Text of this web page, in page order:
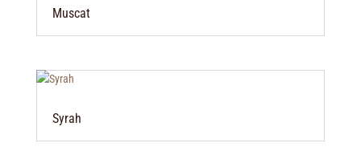
Muscat
Syrah